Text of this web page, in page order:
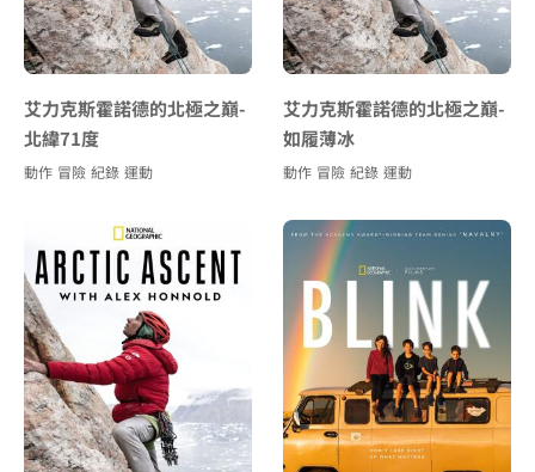
艾力克斯霍諾德的北極之巔-
北緯71度
動作 冒險 紀錄 運動
艾力克斯霍諾德的北極之巔-
如履薄冰
動作 冒險 紀錄 運動